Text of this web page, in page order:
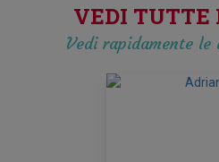
VEDI TUTTE
Vedi rapidamente